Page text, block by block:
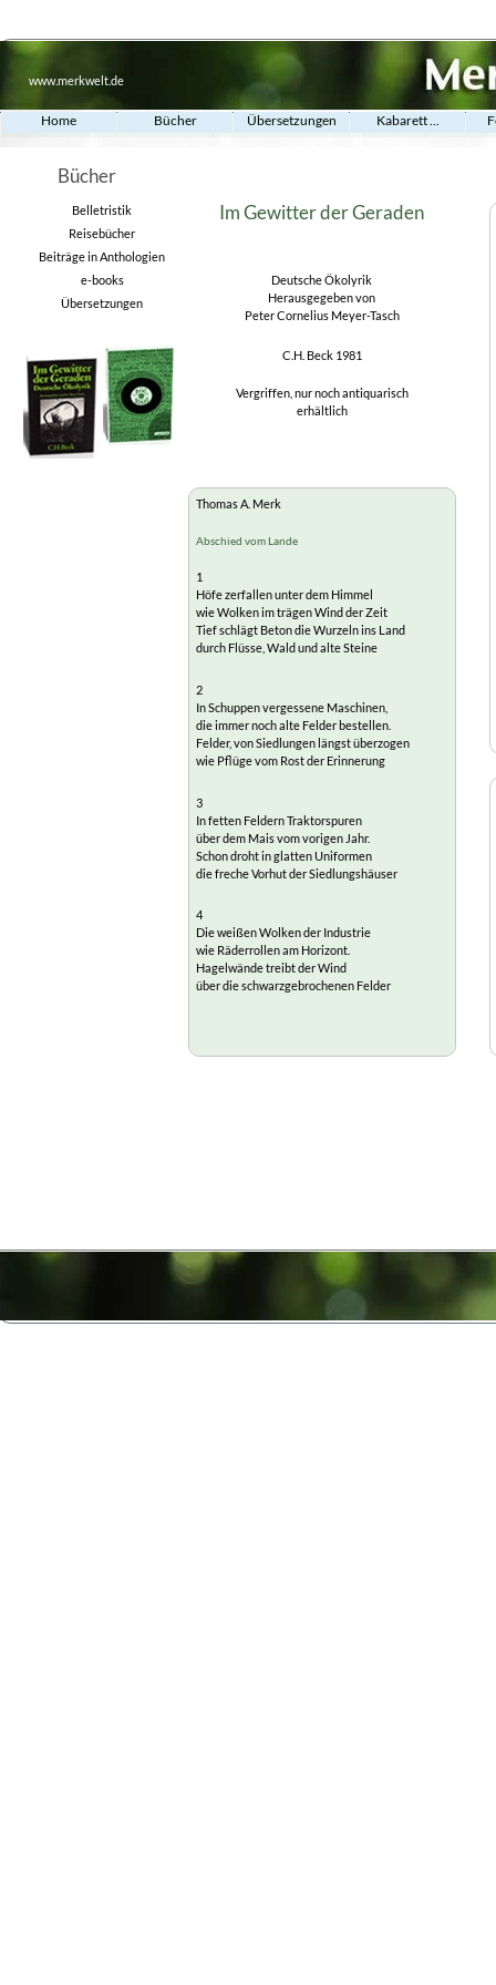
www.merkwelt.de
Home Bücher Übersetzungen Kabarett ...
Bücher
Belletristik
Reisebücher
Beiträge in Anthologien
e-books
Übersetzungen
Im Gewitter der Geraden
Deutsche Ökolyrik
Herausgegeben von
Peter Cornelius Meyer-Tasch
C.H. Beck 1981
Vergriffen, nur noch antiquarisch
erhältlich
Thomas A. Merk
Abschied vom Lande
1
Höfe zerfallen unter dem Himmel
wie Wolken im trägen Wind der Zeit
Tief schlägt Beton die Wurzeln ins Land
durch Flüsse, Wald und alte Steine
2
In Schuppen vergessene Maschinen,
die immer noch alte Felder bestellen.
Felder, von Siedlungen längst überzogen
wie Pflüge vom Rost der Erinnerung
3
In fetten Feldern Traktorspuren
über dem Mais vom vorigen Jahr.
Schon droht in glatten Uniformen
die freche Vorhut der Siedlungshäuser
4
Die weißen Wolken der Industrie
wie Räderrollen am Horizont.
Hagelwände treibt der Wind
über die schwarzgebrochenen Felder